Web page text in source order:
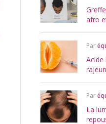
afro
Par
Acide
Par
La